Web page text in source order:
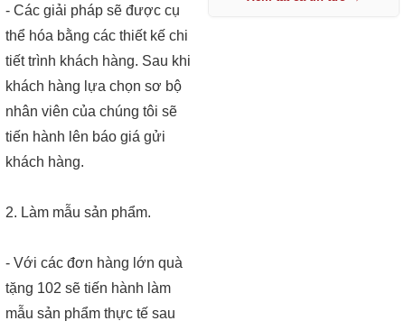
- Các giải pháp sẽ được cụ
thể hóa bằng các thiết kế chi
tiết trình khách hàng. Sau khi
khách hàng lựa chọn sơ bộ
nhân viên của chúng tôi sẽ
tiến hành lên báo giá gửi
khách hàng.
2. Làm mẫu sản phẩm.
- Với các đơn hàng lớn quà
tặng 102 sẽ tiến hành làm
mẫu sản phẩm thực tế sau